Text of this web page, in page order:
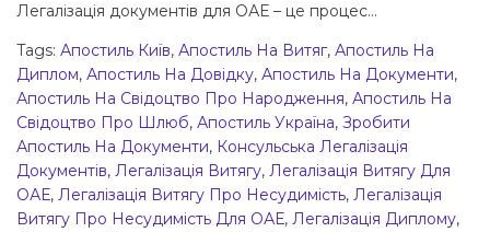
Легалізація документів для ОАЕ – це процес...
Tags: Апостиль Київ, Апостиль На Витяг, Апостиль На
Диплом, Апостиль На Довідку, Апостиль На Документи,
Апостиль На Свідоцтво Про Народження, Апостиль На
Свідоцтво Про Шлюб, Апостиль Україна, Зробити
Апостиль На Документи, Консульська Легалізація
Документів, Легалізація Витягу, Легалізація Витягу Для
ОАЕ, Легалізація Витягу Про Несудимість, Легалізація
Витягу Про Несудимість Для ОАЕ, Легалізація Диплому,